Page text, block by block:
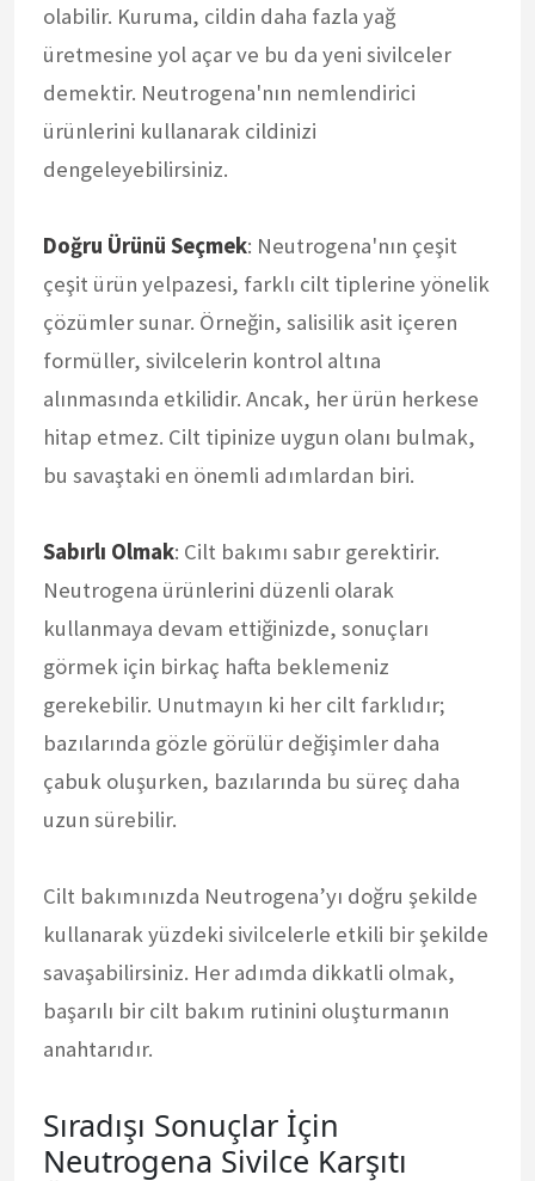
olabilir. Kuruma, cildin daha fazla yağ
üretmesine yol açar ve bu da yeni sivilceler
demektir. Neutrogena'nın nemlendirici
ürünlerini kullanarak cildinizi
dengeleyebilirsiniz.
Doğru Ürünü Seçmek: Neutrogena'nın çeşit
çeşit ürün yelpazesi, farklı cilt tiplerine yönelik
çözümler sunar. Örneğin, salisilik asit içeren
formüller, sivilcelerin kontrol altına
alınmasında etkilidir. Ancak, her ürün herkese
hitap etmez. Cilt tipinize uygun olanı bulmak,
bu savaştaki en önemli adımlardan biri.
Sabırlı Olmak: Cilt bakımı sabır gerektirir.
Neutrogena ürünlerini düzenli olarak
kullanmaya devam ettiğinizde, sonuçları
görmek için birkaç hafta beklemeniz
gerekebilir. Unutmayın ki her cilt farklıdır;
bazılarında gözle görülür değişimler daha
çabuk oluşurken, bazılarında bu süreç daha
uzun sürebilir.
Cilt bakımınızda Neutrogena’yı doğru şekilde
kullanarak yüzdeki sivilcelerle etkili bir şekilde
savaşabilirsiniz. Her adımda dikkatli olmak,
başarılı bir cilt bakım rutinini oluşturmanın
anahtarıdır.
Sıradışı Sonuçlar İçin
Neutrogena Sivilce Karşıtı